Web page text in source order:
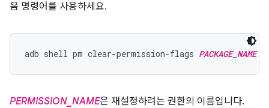
음 명령어를 사용하세요.
adb shell pm clear-permission-flags PACKAGE_NAME
PERMISSION_NAME은 재설정하려는 권한의 이름입니다.